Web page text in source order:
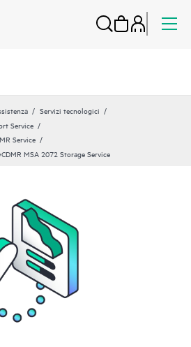
Servizi tecnologici
Service
Service
MSA 2072 Storage Service